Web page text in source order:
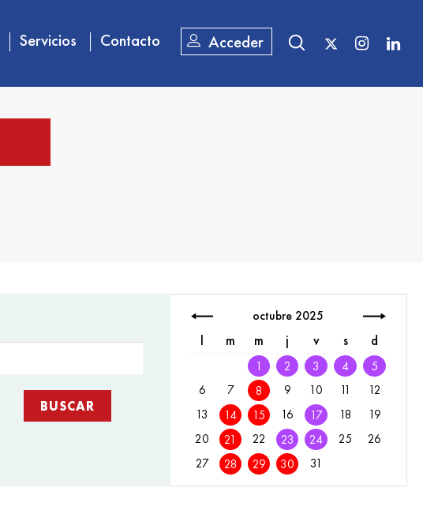
Servicios Contacto Acceder
octubre 2025
l m m j v s d
1 2 3 4
5
6
7 8 9 10 11
12
13
14 15 16 17 18
19
20
21 22 23 24 25
26
27
28 29 30 31